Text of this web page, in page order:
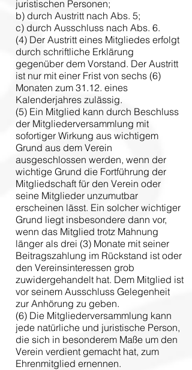
juristischen Personen;
b) durch Austritt nach Abs. 5;
c) durch Ausschluss nach Abs. 6.
(4) Der Austritt eines Mitgliedes erfolgt
durch schriftliche Erklärung
gegenüber dem Vorstand. Der Austritt
ist nur mit einer Frist von sechs (6)
Monaten zum 31.12. eines
Kalenderjahres zulässig.
(5) Ein Mitglied kann durch Beschluss
der Mitgliederversammlung mit
sofortiger Wirkung aus wichtigem
Grund aus dem Verein
ausgeschlossen werden, wenn der
wichtige Grund die Fortführung der
Mitgliedschaft für den Verein oder
seine Mitglieder unzumutbar
erscheinen lässt. Ein solcher wichtiger
Grund liegt insbesondere dann vor,
wenn das Mitglied trotz Mahnung
länger als drei (3) Monate mit seiner
Beitragszahlung im Rückstand ist oder
den Vereinsinteressen grob
zuwidergehandelt hat. Dem Mitglied ist
vor seinem Ausschluss Gelegenheit
zur Anhörung zu geben.
(6) Die Mitgliederversammlung kann
jede natürliche und juristische Person,
die sich in besonderem Maße um den
Verein verdient gemacht hat, zum
Ehrenmitglied ernennen.